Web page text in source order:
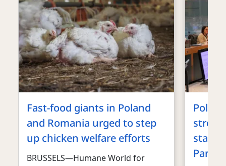
Fast-food giants in Poland
and Romania urged to step
up chicken welfare efforts
BRUSSELS—Humane World for